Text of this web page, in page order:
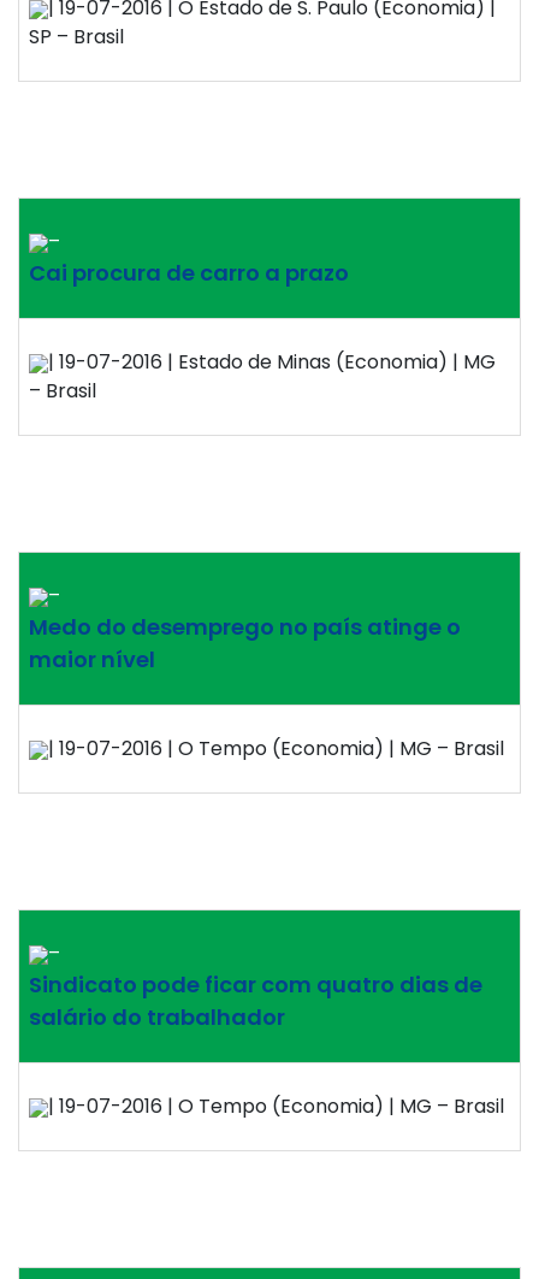
| 19-07-2016 | O Estado de S. Paulo (Economia) |
SP – Brasil
–
Cai procura de carro a prazo
| 19-07-2016 | Estado de Minas (Economia) | MG
– Brasil
–
Medo do desemprego no país atinge o
maior nível
| 19-07-2016 | O Tempo (Economia) | MG – Brasil
–
Sindicato pode ficar com quatro dias de
salário do trabalhador
| 19-07-2016 | O Tempo (Economia) | MG – Brasil